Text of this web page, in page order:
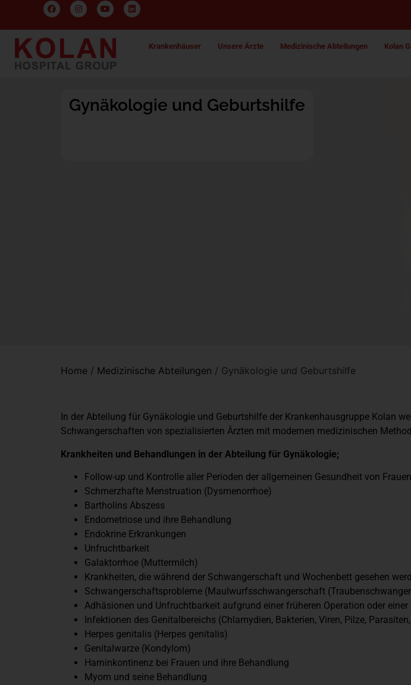
Krankenhäuser Unsere Ärzte Medizinische Abteilungen Kolan
Gynäkologie und Geburtshilfe
Home / Medizinische Abteilungen / Gynäkologie und Geburtshilfe
In der Abteilung für Gynäkologie und Geburtshilfe der Krankenhausgruppe Kolan
Schwangerschaften von spezialisierten Ärzten mit modernen medizinischen
Krankheiten und Behandlungen in der Abteilung für Gynäkologie;
Follow-up und Kontrolle aller Perioden der allgemeinen Gesundheit von
Schmerzhafte Menstruation (Dysmenorrhoe)
Bartholins Abszess
Endometriose und ihre Behandlung
Endokrine Erkrankungen
Unfruchtbarkeit
Galaktorrhoe (Muttermilch)
Krankheiten, die während der Schwangerschaft und Wochenbett gesehen
Schwangerschaftsprobleme (Maulwurfsschwangerschaft
Adhäsionen und Unfruchtbarkeit aufgrund einer früheren Operation oder
Infektionen des Genitalbereichs (Chlamydien, Bakterien, Viren, Pilze,
Herpes genitalis (Herpes genitalis)
Genitalwarze (Kondylom)
Harninkontinenz bei Frauen und ihre Behandlung
Myom und seine Behandlung